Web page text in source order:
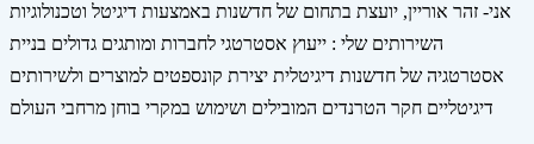
אני- זהר אוריין, יועצת בתחום של חדשנות באמצעות דיגיטל וטכנולוגיות
השירותים שלי : ייעוץ אסטרטגי לחברות ומותגים גדולים בניית
אסטרטגיה של חדשנות דיגיטלית יצירת קונספטים למוצרים ולשירותים
דיגיטליים חקר הטרנדים המובילים ושימוש במקרי בוחן מרחבי העולם